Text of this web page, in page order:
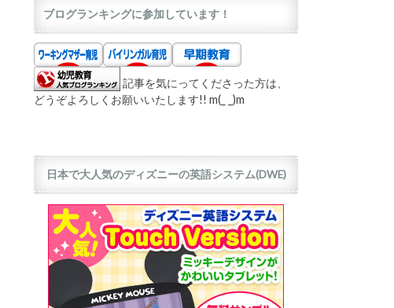
ブログランキングに参加しています！
記事を気にってくださった方は、
どうぞよろしくお願いいたします!! m(_ _)m
日本で大人気のディズニーの英語システム(DWE)